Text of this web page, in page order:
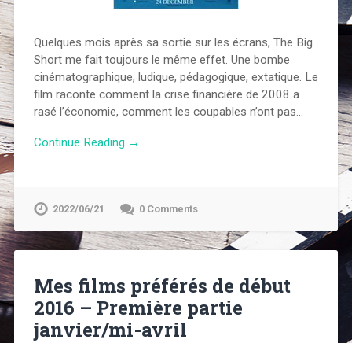
Quelques mois après sa sortie sur les écrans, The Big
Short me fait toujours le même effet. Une bombe
cinématographique, ludique, pédagogique, extatique. Le
film raconte comment la crise financière de 2008 a
rasé l’économie, comment les coupables n’ont pas…
Continue Reading →
2022/06/21 0 Comments
Mes films préférés de début
2016 – Première partie
janvier/mi-avril